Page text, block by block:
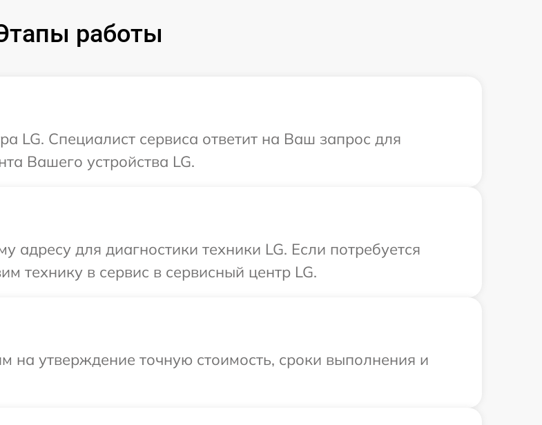
работы
LG. Специалист сервиса ответит на Ваш запрос для
Вашего устройства LG.
для диагностики техники LG. Если потребуется
технику в сервис в сервисный центр LG.
на утверждение точную стоимость, сроки выполнения и